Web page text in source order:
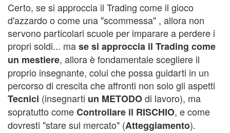
Certo, se si approccia il Trading come il gioco
d'azzardo o come una "scommessa" , allora non
servono particolari scuole per imparare a perdere i
propri soldi... mase si approccia il Trading come
un mestiere, allora è fondamentale scegliere il
proprio insegnante, colui che possa guidarti in un
percorso di crescita che affronti non solo gli aspetti
Tecnici (insegnarti un METODOdi lavoro), ma
sopratutto comeControllare il RISCHIO, e come
dovresti "stare sul mercato" (Atteggiamento).